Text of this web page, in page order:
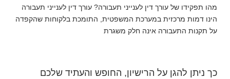
מהו תפקידו של עורך דין לענייני תעבורה? עורך דין לענייני תעבורה
הינו דמות מרכזית במערכת המשפטית, התומכת בלקוחות שהקפדה
על תקנות התעבורה אינה חלק משגרת
כך ניתן להגן על הרישיון, החופש והעתיד שלכם